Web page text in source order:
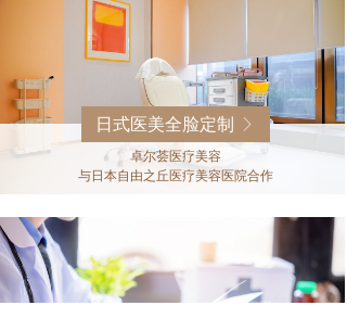
卓尔荟医疗美容
与日本自由之丘医疗美容医院合作
日式医美全脸定制 ꁕ